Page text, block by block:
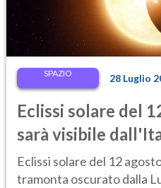
SPAZIO 28 Luglio
Eclissi solare del
sarà visibile
ammirarla al
Eclissi solare del 12
tramonta oscurato dalla